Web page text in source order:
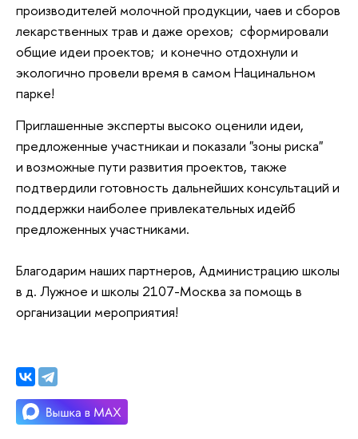
производителей молочной продукции, чаев и сборов
лекарственных трав и даже орехов; сформировали
общие идеи проектов; и конечно отдохнули и
экологично провели время в самом Нацинальном
парке!
Приглашенные эксперты высоко оценили идеи,
предложенные участникаи и показали "зоны риска"
и возможные пути развития проектов, также
подтвердили готовность дальнейших консультаций и
поддержки наиболее привлекательных идейб
предложенных участниками.
Благодарим наших партнеров, Администрацию школы
в д. Лужное и школы 2107-Москва за помощь в
организации мероприятия!